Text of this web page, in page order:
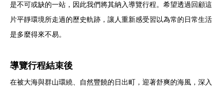
是不可或缺的一站，因此我們將其納入導覽行程。希望透過回顧這
片平靜環境所走過的歷史軌跡，讓人重新感受習以為常的日常生活
是多麼得來不易。
導覽行程結束後
在被大海與群山環繞、自然豐饒的日出町，迎著舒爽的海風，深入